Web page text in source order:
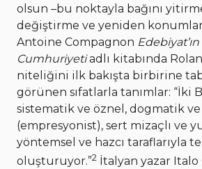
olsun –bu noktayla bağını
değiştirme ve yeniden
Antoine Compagnon
Cumhuriyetiadlı kitabında
niteliğini ilk bakışta birbirine
görünen sıfatlarla tanımlar: “İki
sistematik ve öznel, dogmatik
(empresyonist), sert mizaçlı ve
yöntemsel ve hazcı taraflarıyla
oluşturuyor.”2 İtalyan yazar Italo